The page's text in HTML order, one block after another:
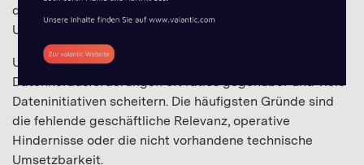
der entscheidende Faktor für den Erfolg eines
Unternehmens.
Unternehmen stehen den vielfältigen
Datenherausforderungen oft ratlos gegenüber und viele
Dateninitiativen scheitern. Die häufigsten Gründe sind
die fehlende geschäftliche Relevanz, operative
Hindernisse oder die nicht vorhandene technische
Umsetzbarkeit.